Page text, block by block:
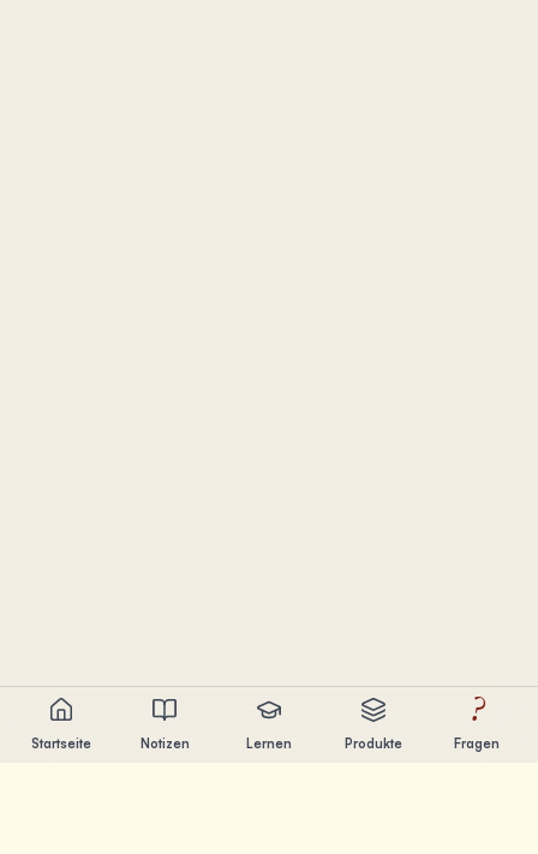
Startseite Notizen Lernen Produkte
?
Fragen